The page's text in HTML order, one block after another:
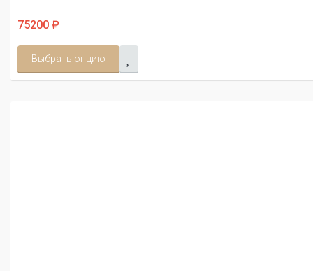
75200 ₽
Выбрать опцию